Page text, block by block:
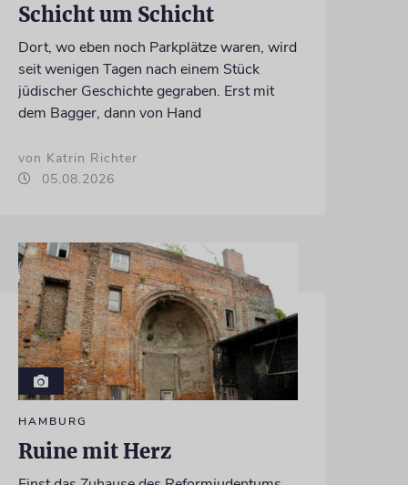
Schicht um Schicht
Dort, wo eben noch Parkplätze waren, wird
seit wenigen Tagen nach einem Stück
jüdischer Geschichte gegraben. Erst mit
dem Bagger, dann von Hand
von Katrin Richter
05.08.2026
HAMBURG
Ruine mit Herz